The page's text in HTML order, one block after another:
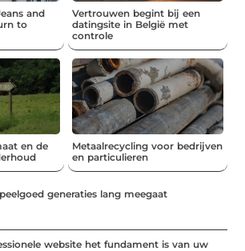
and
to
Vertrouwen begint bij een
datingsite in België met
controle
en de
Metaalrecycling voor bedrijven
en particulieren
generaties lang meegaat
website het fundament is van uw